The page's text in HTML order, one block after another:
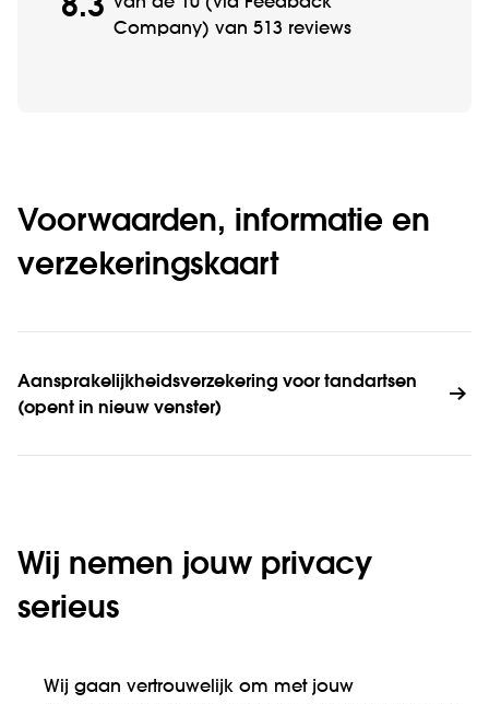
8.3
Company) van 513 reviews
Voorwaarden, informatie en
verzekeringskaart
Aansprakelijkheidsverzekering voor tandartsen
(opent in nieuw venster)
Wij nemen jouw privacy
serieus
Wij gaan vertrouwelijk om met jouw